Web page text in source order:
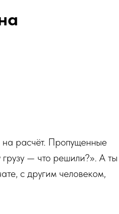
расчёт. Пропущенные
— что решили?». А
с другим человеком,